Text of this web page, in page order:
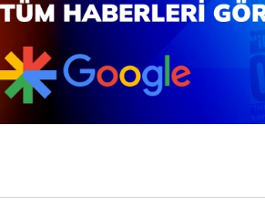
mevzuata uygun olarak kullanılan